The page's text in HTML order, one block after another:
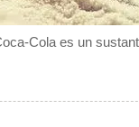
Cola es un